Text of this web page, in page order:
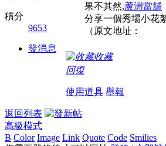
積分
9653
發消息
果不其然,蘆洲當舖
分享一個秀場小花絮
（原文地址：
收藏
回復
使用道具 舉報
返回列表
高級模式
B Color Image Link Quote Code Smilies